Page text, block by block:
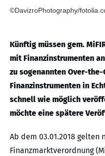
©DavizroPhotography/
Künftig müssen gem.
mit Finanzinstrumenten
zu sogenannten Over-
Finanzinstrumenten in
schnell wie möglich
möchte eine spätere
Ab dem 03.01.2018 gelten
Finanzmarktverordnung